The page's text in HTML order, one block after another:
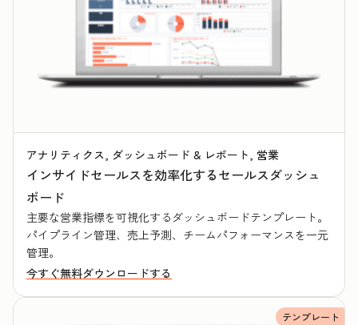
アナリティクス, ダッシュボード & レポート, 営業
インサイドセールスを効率化するセールスダッシュ
ボード
主要な営業指標を可視化するダッシュボードテンプレート。
パイプライン管理、売上予測、チームパフォーマンスを一元
管理。
今すぐ無料ダウンロードする
テンプレート